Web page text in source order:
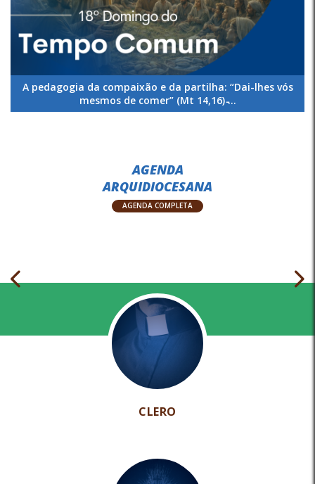
A pedagogia da compaixão e da partilha: “Dai-lhes vós
mesmos de comer” (Mt 14,16) ̵...
AGENDA
ARQUIDIOCESANA
AGENDA COMPLETA
CLERO